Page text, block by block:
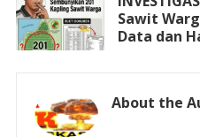
Sawit
Data dan
About the